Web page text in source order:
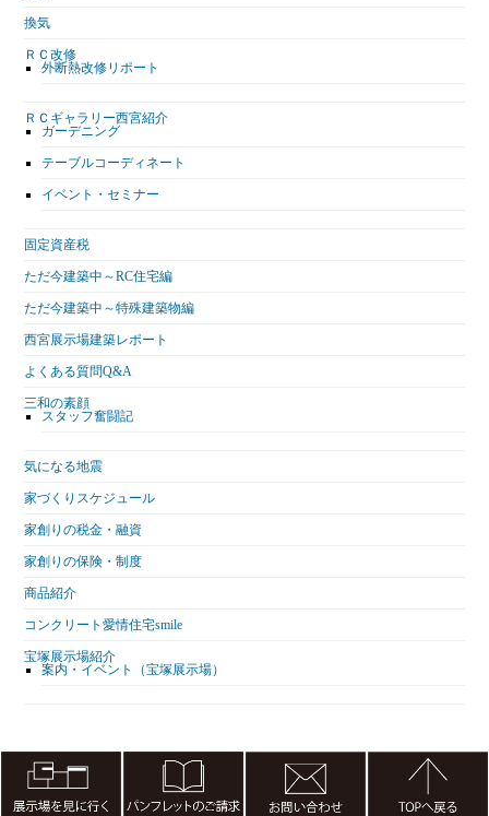
換気
ＲＣ改修
外断熱改修リポート
ＲＣギャラリー西宮紹介
ガーデニング
テーブルコーディネート
イベント・セミナー
固定資産税
ただ今建築中～RC住宅編
ただ今建築中～特殊建築物編
西宮展示場建築レポート
よくある質問Q&A
三和の素顔
スタッフ奮闘記
気になる地震
家づくりスケジュール
家創りの税金・融資
家創りの保険・制度
商品紹介
コンクリート愛情住宅smile
宝塚展示場紹介
案内・イベント（宝塚展示場）